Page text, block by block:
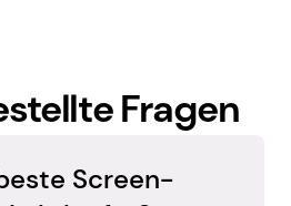
Fragen
Screen-